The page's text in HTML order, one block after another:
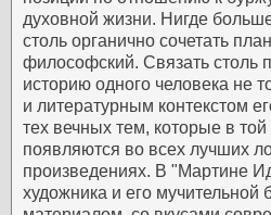
духовной жизни. Нигде
столь органично сочетать
философский. Связать столь
историю одного человека не
и литературным контекстом
тех вечных тем, которые в
появляются во всех лучших
произведениях. В "Мартине
художника и его